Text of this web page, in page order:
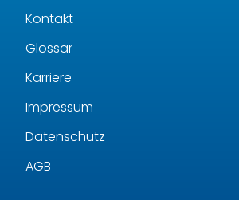
Kontakt
Glossar
Karriere
Impressum
Datenschutz
AGB